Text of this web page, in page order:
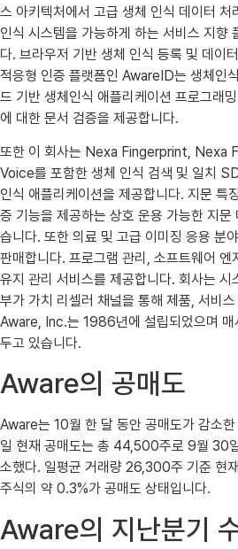
스 아키텍처에서 고급 생체 인식 데이터 처
인식 시스템을 가능하게 하는 서비스 지향
다. 브라우저 기반 생체 인식 등록 및 데이
적응형 인증 플랫폼인 AwareID는 생체인
드 기반 생체인식 애플리케이션 프로그래
에 대한 문서 검증을 제공합니다.
또한 이 회사는 Nexa Fingerprint, Nexa
Voice를 포함한 생체 인식 검색 및 일치
인식 애플리케이션을 제공합니다. 지문 특
증 기능을 제공하는 상호 운용 가능한 지
습니다. 또한 의료 및 고급 이미징 응용 분
판매합니다. 프로그램 관리, 소프트웨어 엔
유지 관리 서비스를 제공합니다. 회사는
부가 가치 리셀러 채널을 통해 제품, 서비
Aware, Inc.는 1986년에 설립되었으며 매
두고 있습니다.
Aware의 공매도
Aware는 10월 한 달 동안 공매도가 감소
일 현재 공매도는 총 44,500주로 9월 30
소했다. 일평균 거래량 26,300주 기준 현
주식의 약 0.3%가 공매도 상태입니다.
Aware의 지난분기